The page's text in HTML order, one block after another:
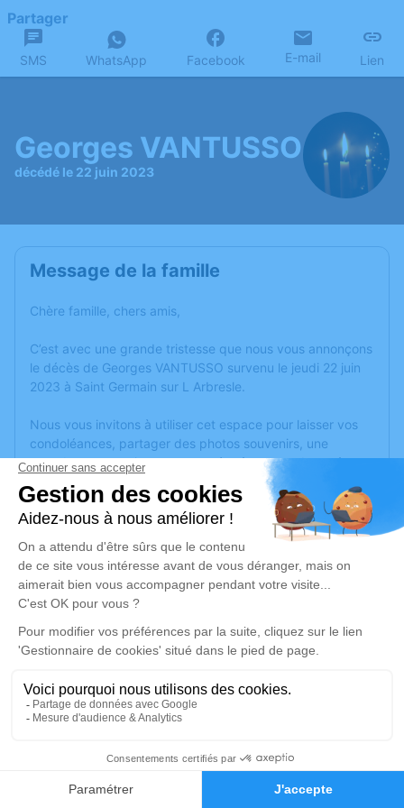
Faire-part Hommages
Partager
SMS WhatsApp Facebook E-mail Lien
Georges VANTUSSO
décédé le 22 juin 2023
Message de la famille
Chère famille, chers amis,
C’est avec une grande tristesse que nous vous annonçons
le décès de Georges VANTUSSO survenu le jeudi 22 juin
2023 à Saint Germain sur L Arbresle.
Nous vous invitons à utiliser cet espace pour laisser vos
condoléances, partager des photos souvenirs, une
anecdote ou exprimer vos pensées à travers des poèmes
ou des textes. Cet endroit est un lieu d'expression dédié à
honorer la mémoire de Georges VANTUSSO.
Un service de plantation d’arbre hommage estdisponible
mercredi 28 juin 2023 à 15h15
Eglise Saint Ennemond 1-6 Place de Verdun
69890 La Tour de Salvagny
Je rends hommage